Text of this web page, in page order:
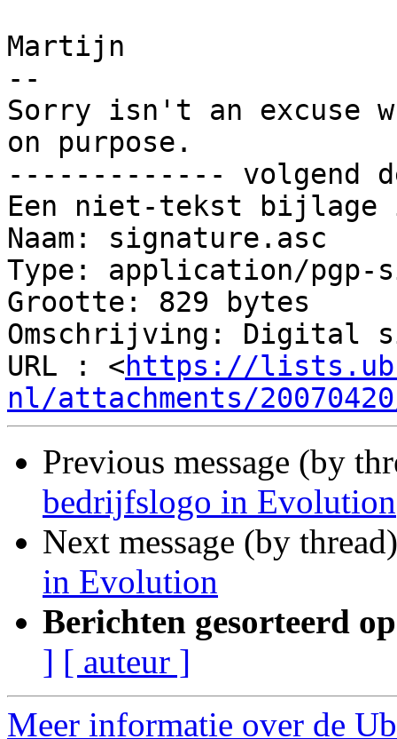
Martijn
--
Sorry isn't an excuse
on purpose.
------------- volgend
Een niet-tekst
Naam: signature.asc
Type: application/pgp-
Grootte: 829 bytes
Omschrijving: Digital
URL : <https://
nl/attachments/
Previous message (by
bedrijfslogo in Evolution
Next message (by
in Evolution
Berichten gesorteerd
] [ auteur ]
Meer informatie over de